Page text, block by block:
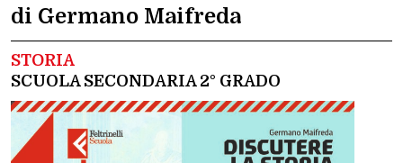
di Germano Maifreda
STORIA
SCUOLA SECONDARIA 2° GRADO